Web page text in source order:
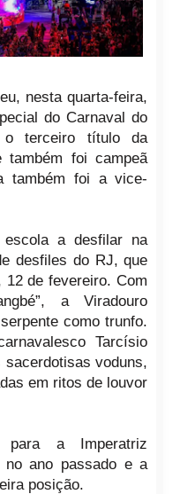
nesta quarta-feira,
do Carnaval do
terceiro título da
também foi campeã
também foi a vice-
a desfilar na
desfiles do RJ, que
12 de fevereiro. Com
a Viradouro
como trunfo.
Tarcísio
voduns,
em ritos de louvor
a Imperatriz
no ano passado e a
posição.